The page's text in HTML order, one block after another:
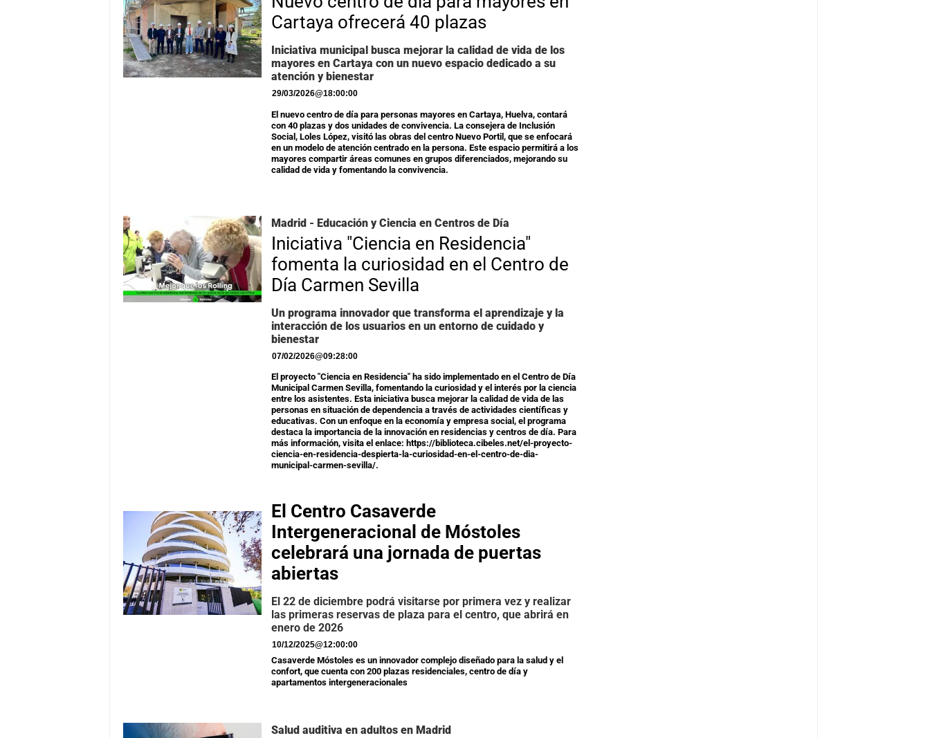
Cartaya ofrecerá 40 plazas
Iniciativa municipal busca mejorar la calidad de vida de los
mayores en Cartaya con un nuevo espacio dedicado a su
atención y bienestar
29/03/2026@18:00:00
El nuevo centro de día para personas mayores en Cartaya, Huelva, contará
con 40 plazas y dos unidades de convivencia. La consejera de Inclusión
Social, Loles López, visitó las obras del centro Nuevo Portil, que se enfocará
en un modelo de atención centrado en la persona. Este espacio permitirá a los
mayores compartir áreas comunes en grupos diferenciados, mejorando su
calidad de vida y fomentando la convivencia.
Madrid - Educación y Ciencia en Centros de Día
Iniciativa "Ciencia en Residencia"
fomenta la curiosidad en el Centro de
Día Carmen Sevilla
Un programa innovador que transforma el aprendizaje y la
interacción de los usuarios en un entorno de cuidado y
bienestar
07/02/2026@09:28:00
El proyecto "Ciencia en Residencia" ha sido implementado en el Centro de Día
Municipal Carmen Sevilla, fomentando la curiosidad y el interés por la ciencia
entre los asistentes. Esta iniciativa busca mejorar la calidad de vida de las
personas en situación de dependencia a través de actividades científicas y
educativas. Con un enfoque en la economía y empresa social, el programa
destaca la importancia de la innovación en residencias y centros de día. Para
más información, visita el enlace: https://biblioteca.cibeles.net/el-proyecto-
ciencia-en-residencia-despierta-la-curiosidad-en-el-centro-de-dia-
municipal-carmen-sevilla/.
El Centro Casaverde
Intergeneracional de Móstoles
celebrará una jornada de puertas
abiertas
El 22 de diciembre podrá visitarse por primera vez y realizar
las primeras reservas de plaza para el centro, que abrirá en
enero de 2026
10/12/2025@12:00:00
Casaverde Móstoles es un innovador complejo diseñado para la salud y el
confort, que cuenta con 200 plazas residenciales, centro de día y
apartamentos intergeneracionales
Salud auditiva en adultos en Madrid